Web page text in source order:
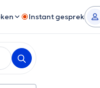
Instant gesprek